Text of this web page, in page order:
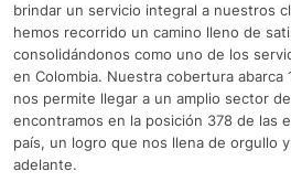
brindar un servicio integral a nuestros
hemos recorrido un camino lleno de
consolidándonos como uno de los
en Colombia. Nuestra cobertura abarca
nos permite llegar a un amplio sector
encontramos en la posición 378 de las
país, un logro que nos llena de orgullo
adelante.